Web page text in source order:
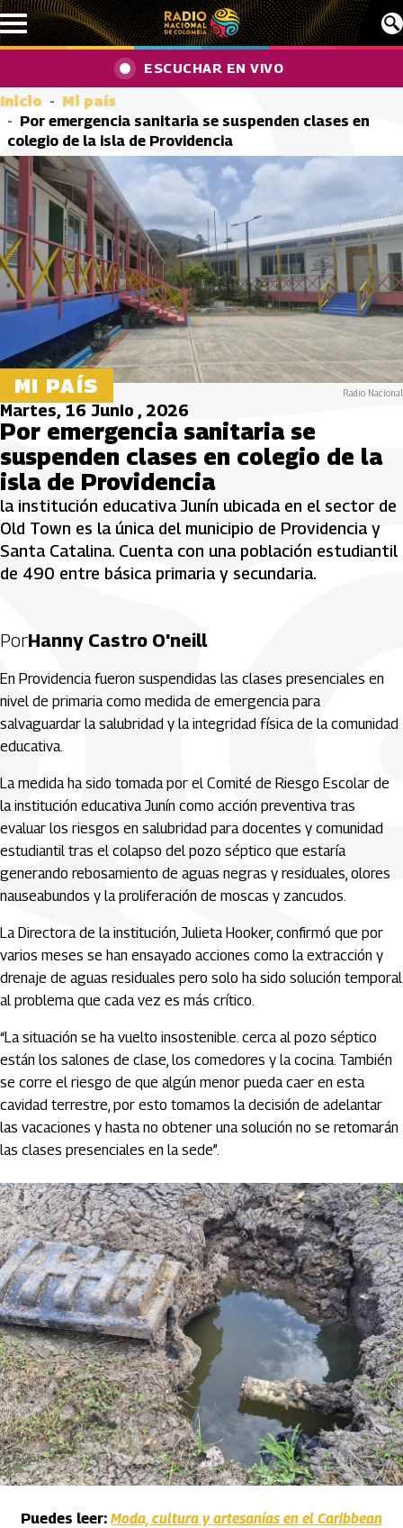
Pasar al contenido principal
ESCUCHAR EN VIVO
Inicio
Mi país
Por emergencia sanitaria se suspenden clases en
colegio de la isla de Providencia
MI PAÍS Radio Nacional
Martes, 16 Junio , 2026
Por emergencia sanitaria se
suspenden clases en colegio de la
isla de Providencia
la institución educativa Junín ubicada en el sector de
Old Town es la única del municipio de Providencia y
Santa Catalina. Cuenta con una población estudiantil
de 490 entre básica primaria y secundaria.
PorHanny Castro O'neill
En Providencia fueron suspendidas las clases presenciales en
nivel de primaria como medida de emergencia para
salvaguardar la salubridad y la integridad física de la comunidad
educativa.
La medida ha sido tomada por el Comité de Riesgo Escolar de
la institución educativa Junín como acción preventiva tras
evaluar los riesgos en salubridad para docentes y comunidad
estudiantil tras el colapso del pozo séptico que estaría
generando rebosamiento de aguas negras y residuales, olores
nauseabundos y la proliferación de moscas y zancudos.
La Directora de la institución, Julieta Hooker, confirmó que por
varios meses se han ensayado acciones como la extracción y
drenaje de aguas residuales pero solo ha sido solución temporal
al problema que cada vez es más crítico.
“La situación se ha vuelto insostenible. cerca al pozo séptico
están los salones de clase, los comedores y la cocina. También
se corre el riesgo de que algún menor pueda caer en esta
cavidad terrestre, por esto tomamos la decisión de adelantar
las vacaciones y hasta no obtener una solución no se retomarán
las clases presenciales en la sede”.
Puedes leer: Moda, cultura y artesanías en el Caribbean